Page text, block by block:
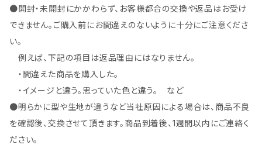
●開封・未開封にかかわらず、お客様都合の交換や返品はお受け
できません。ご購入前にお間違えのないように十分にご注意くださ
い。
例えば、下記の項目は返品理由にはなりません。
・間違えた商品を購入した。
・イメージと違う。思っていた色と違う。 など
●明らかに型や生地が違うなど当社原因による場合は、商品不良
を確認後、交換させて頂きます。商品到着後、1週間以内にご連絡く
ださい。